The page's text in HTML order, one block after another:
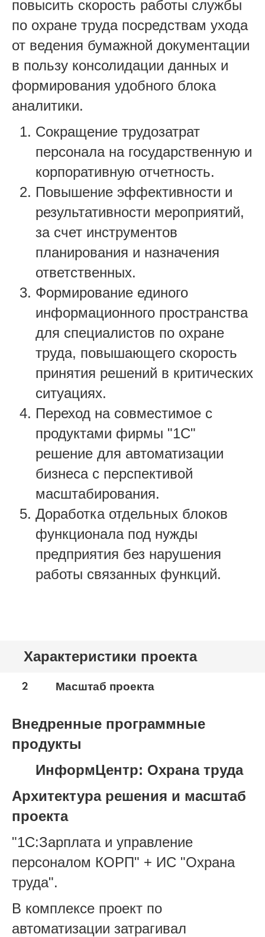
повысить скорость работы службы
по охране труда посредствам ухода
от ведения бумажной документации
в пользу консолидации данных и
формирования удобного блока
аналитики.
Сокращение трудозатрат
персонала на государственную и
корпоративную отчетность.
Повышение эффективности и
результативности мероприятий,
за счет инструментов
планирования и назначения
ответственных.
Формирование единого
информационного пространства
для специалистов по охране
труда, повышающего скорость
принятия решений в критических
ситуациях.
Переход на совместимое с
продуктами фирмы "1С"
решение для автоматизации
бизнеса с перспективой
масштабирования.
Доработка отдельных блоков
функционала под нужды
предприятия без нарушения
работы связанных функций.
Характеристики проекта
2 Масштаб проекта
Внедренные программные
продукты
ИнформЦентр: Охрана труда
Архитектура решения и масштаб
проекта
"1С:Зарплата и управление
персоналом КОРП" + ИС "Охрана
труда".
В комплексе проект по
автоматизации затрагивал